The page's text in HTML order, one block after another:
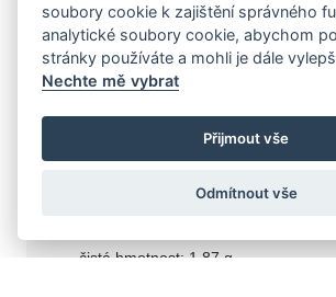
J-40427-26
NÁHRDELNÍK S
DIAMANTY 46
čistá hmotnost: 1,87 g
soubory cookie k zajištění správného
analytické soubory cookie, abychom
stránky používáte a mohli je dále
Nechte mě vybrat
Přijmout vše
Odmítnout vše